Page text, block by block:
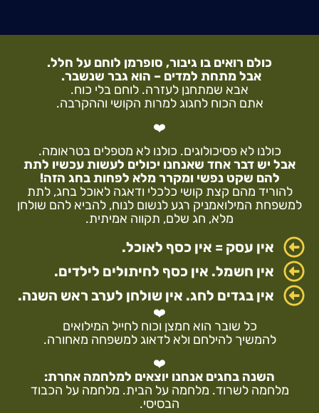
כולם רואים בו גיבור, סופרמן לוחם על חלל.
אבל מתחת למדים – הוא גבר שנשבר.
אבא שמתחנן לעזרה. לוחם בלי כוח.
אתם הכוח לחגוג למרות הקושי וההקרבה.
❤️
כולנו לא פסיכולוגים. כולנו לא מטפלים בטראומה.
אבל יש דבר אחד שאנחנו יכולים לעשות עכשיו לתת
להם שקט נפשי ומקרר מלא לפחות בחג הזה!
להוריד מהם קצת קושי כלכלי ודאגה לאוכל בחג, לתת
למשפחת המילואמניק רגע לנשום לנוח, להביא להם שולחן
מלא, חג שלם, תקווה אמיתית.
אין עסק = אין כסף לאוכל.
אין חשמל. אין כסף לחיתולים לילדים.
אין בגדים לחג. אין שולחן לערב ראש השנה.
❤️
כל שובר הוא חמצן וכוח לחייל המילואים
להמשיך להילחם ולא לדאוג למשפחה מאחורה.
❤️
השנה בחגים אנחנו יוצאים למלחמה אחרת:
מלחמה לשרוד. מלחמה על הבית. מלחמה על הכבוד
הבסיסי.